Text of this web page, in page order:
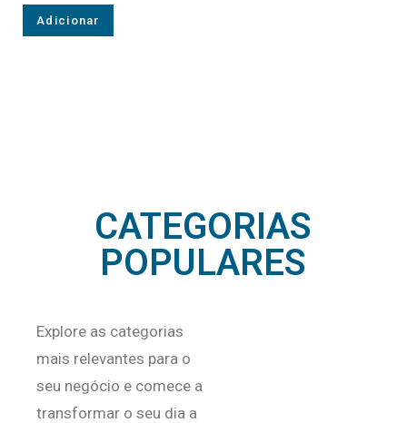
Adicionar
CATEGORIAS
POPULARES
Explore as categorias
mais relevantes para o
seu negócio e comece a
transformar o seu dia a